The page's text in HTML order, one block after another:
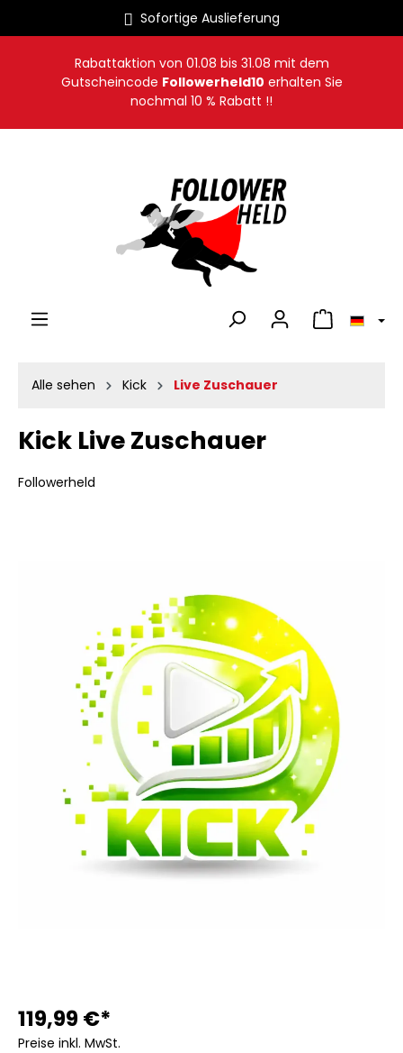
Sofortige Auslieferung
Rabattaktion von 01.08 bis 31.08 mit dem
Gutscheincode Followerheld10 erhalten Sie
nochmal 10 % Rabatt !!
Warenkorb
Alle sehen Kick Live Zuschauer
Kick Live Zuschauer
Followerheld
119,99 €*
Preise inkl. MwSt.